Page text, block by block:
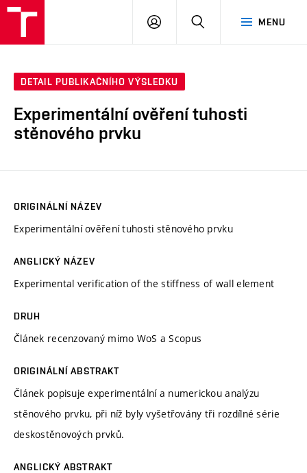
MENU
PŘIHLÁSIT
DETAIL PUBLIKAČNÍHO VÝSLEDKU
Experimentální ověření tuhosti
stěnového prvku
ORIGINÁLNÍ NÁZEV
Experimentální ověření tuhosti stěnového prvku
ANGLICKÝ NÁZEV
Experimental verification of the stiffness of wall element
DRUH
Článek recenzovaný mimo WoS a Scopus
ORIGINÁLNÍ ABSTRAKT
Článek popisuje experimentální a numerickou analýzu
stěnového prvku, při níž byly vyšetřovány tři rozdílné série
deskostěnovoých prvků.
ANGLICKÝ ABSTRAKT